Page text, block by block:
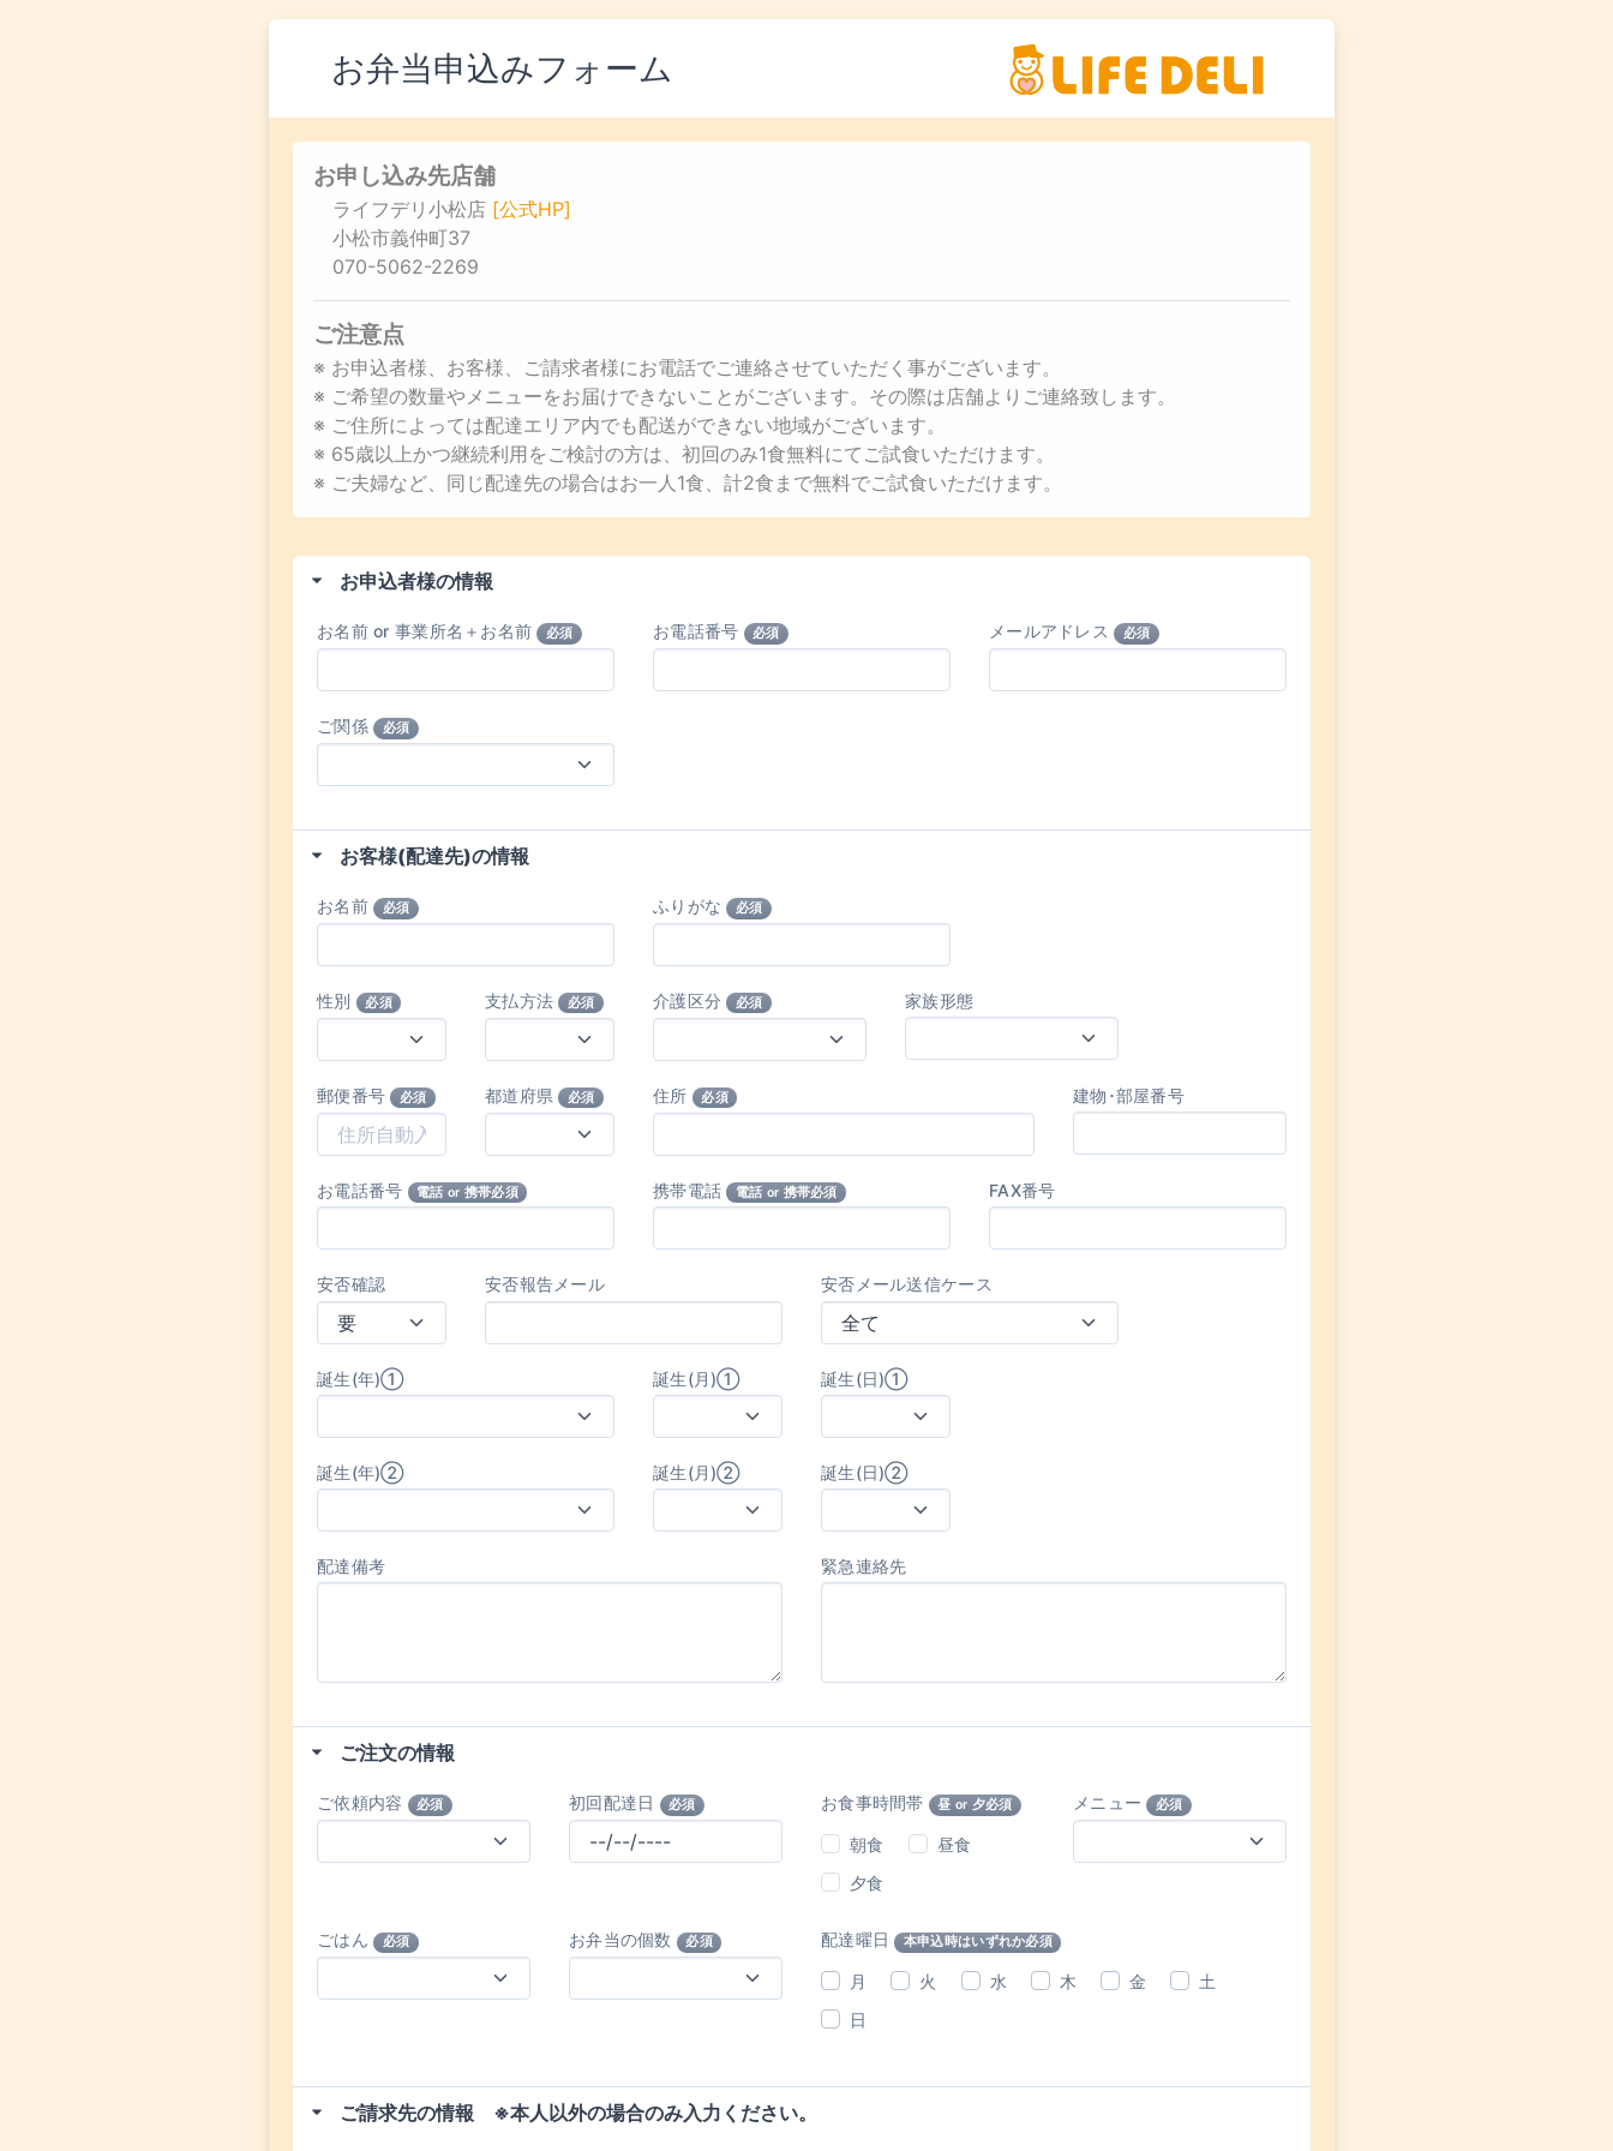
お弁当申込みフォーム
お申し込み先店舗
ライフデリ小松店 [公式HP]
小松市義仲町37
070-5062-2269
ご注意点
※ お申込者様、お客様、ご請求者様にお電話でご連絡させていただく事がございます。
※ ご希望の数量やメニューをお届けできないことがございます。その際は店舗よりご連絡致します。
※ ご住所によっては配達エリア内でも配送ができない地域がございます。
※ 65歳以上かつ継続利用をご検討の方は、初回のみ1食無料にてご試食いただけます。
※ ご夫婦など、同じ配達先の場合はお一人1食、計2食まで無料でご試食いただけます。
お申込者様の情報
お名前 or 事業所名＋お名前 必須 お電話番号 必須 メールアドレス 必須
ご関係 必須
お客様(配達先)の情報
お名前 必須 ふりがな 必須
性別 必須 支払方法 必須 介護区分 必須 家族形態
郵便番号 必須 都道府県 必須 住所 必須 建物･部屋番号
お電話番号 電話 or 携帯必須 携帯電話 電話 or 携帯必須 FAX番号
安否確認 安否報告メール 安否メール送信ケース
誕生(年)① 誕生(月)① 誕生(日)①
誕生(年)② 誕生(月)② 誕生(日)②
配達備考 緊急連絡先
ご注文の情報
ご依頼内容 必須 初回配達日 必須 お食事時間帯 昼 or 夕必須
朝食
昼食
夕食
メニュー 必須
ごはん 必須 お弁当の個数 必須 配達曜日 本申込時はいずれか必須
月 火 水 木 金
土
日
ご請求先の情報 ※本人以外の場合のみ入力ください。